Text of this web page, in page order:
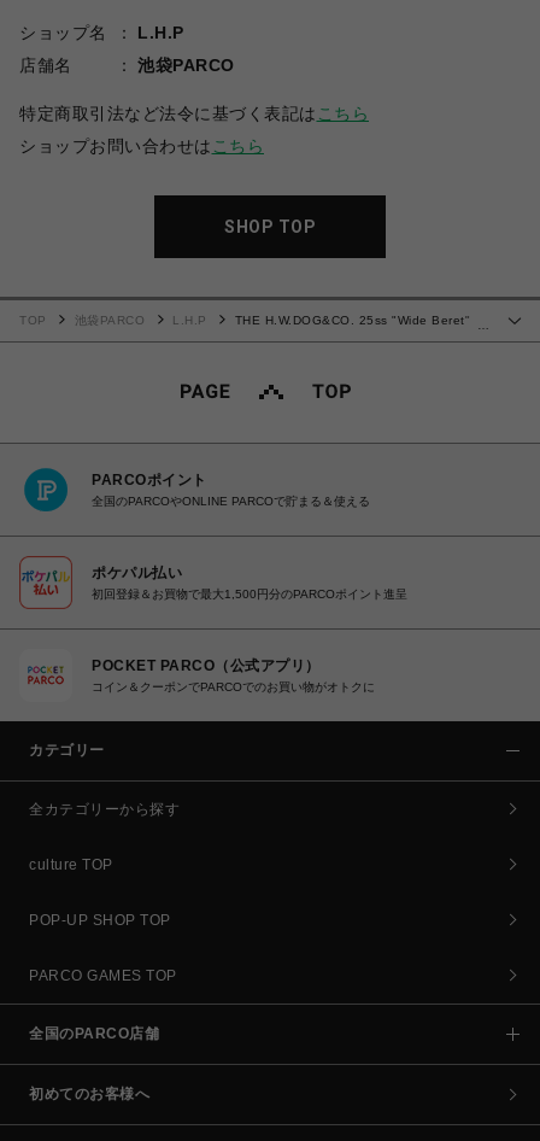
ショップ名
L.H.P
店舗名
池袋PARCO
特定商取引法など法令に基づく表記は こちら
ショップお問い合わせは こちら
SHOP TOP
…
TOP 池袋PARCO L.H.P
THE H.W.DOG&CO. 25ss "Wide Beret"
PARCOポイント
全国のPARCOやONLINE PARCOで貯まる＆使える
ポケパル払い
初回登録＆お買物で最大1,500円分のPARCOポイント進呈
POCKET PARCO（公式アプリ）
コイン＆クーポンでPARCOでのお買い物がオトクに
カテゴリー
全カテゴリーから探す
culture TOP
POP-UP SHOP TOP
PARCO GAMES TOP
全国のPARCO店舗
初めてのお客様へ